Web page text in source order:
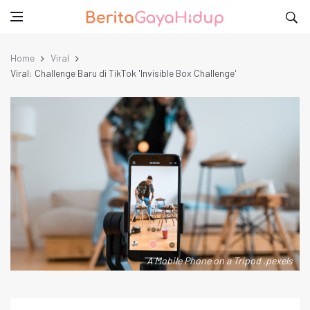
Home
Viral
Viral: Challenge Baru di TikTok 'Invisible Box Challenge'
A Mobile Phone on a Tripod .pexels